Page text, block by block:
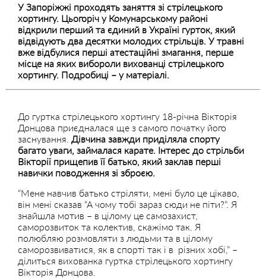
У Запоріжжі проходять заняття зі стрілецького
хортингу. Цьогоріч у Комунарському районі
відкрили перший та єдиний в Україні гурток, який
відвідують два десятки молодих стрільців. У травні
вже відбулися перші атестаційні змагання, перше
місце на яких вибороли вихованці стрілецького
хортингу. Подробиці – у матеріалі.
До гуртка стрілецького хортингу 18-річна Вікторія
Донцова приєдналася ще з самого початку його
заснування. Дівчина завжди приділяла спорту
багато уваги, займалася карате. Інтерес до стрільби
Вікторії прищепив її батько, який заклав перші
навички поводження зі зброєю.
“Мене навчив батько стріляти, мені було це цікаво,
він мені сказав “А чому тобі зараз сюди не піти?”. Я
знайшла мотив – в цілому це самозахист,
саморозвиток та колектив, скажімо так. Я
полюбляю розмовляти з людьми та в цілому
саморозвиватися, як в спорті так і в різних хобі,” –
ділиться вихованка гуртка стрілецького хортингу
Вікторія Донцова.